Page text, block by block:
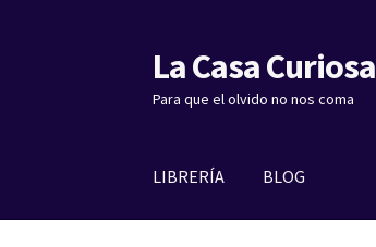
Ir
a
la
Ir
al
contenido
La Casa Curiosa
Para que el olvido no nos coma
LIBRERÍA BLOG